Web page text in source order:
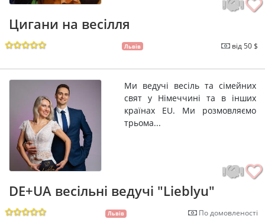
Цигани на весілля
Львів від 50 $
Ми ведучі весіль та сімейних
свят у Німеччині та в інших
країнах EU. Ми розмовляємо
трьома...
DE+UA весільні ведучі "Lieblyu"
Львів По домовленості